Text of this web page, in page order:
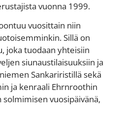
vuonna 1999.
vuosittain niin
Sillä on
joka tuodaan yhteisiin
siunaustilaisuuksiin ja
Sankariristillä sekä
ja kenraali Ehrnroothin
vuosipäivänä,